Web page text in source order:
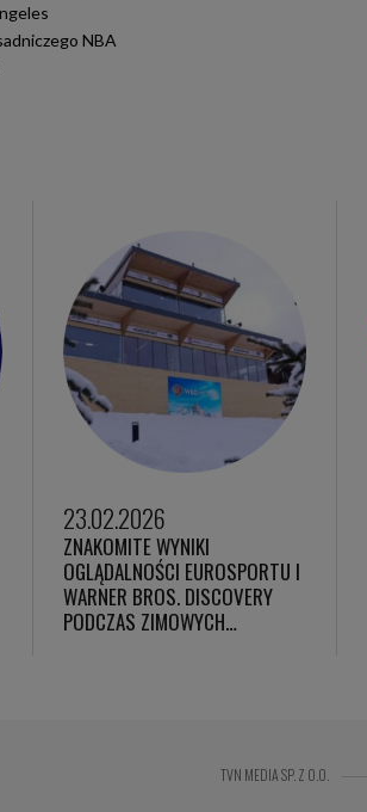
NBA
23.02.2026
ZNAKOMITE WYNIKI
OGLĄDALNOŚCI EUROSPORTU I
WARNER BROS. DISCOVERY
PODCZAS ZIMOWYCH…
TVN MEDIA SP. Z O.O.